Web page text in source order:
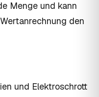
Menge und kann
den
und Elektroschrott